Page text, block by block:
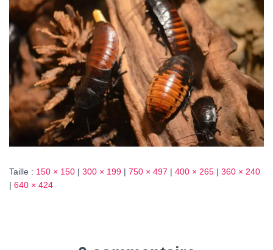
N
Taille : 150 × 150 | 300 × 199 | 750 × 497 | 400 × 265 | 360 × 240
| 640 × 424